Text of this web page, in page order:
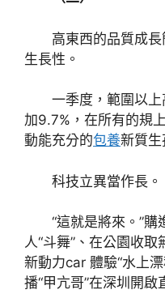
高東西的品質成
生長性。
一季度，範圍以
加9.7%，在所有的規
動能充分的包養新質生
科技立異當作長。
“這就是將來。”
人“斗舞”、在公園收
新動力car 體驗“水上
播“甲亢哥”在深圳開啟